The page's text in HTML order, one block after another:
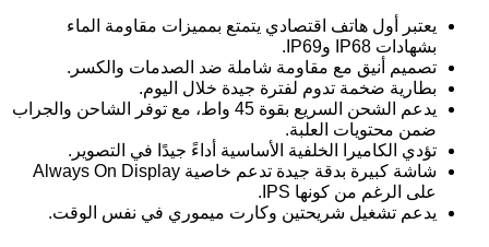
يعتبر أول هاتف اقتصادي يتمتع بمميزات مقاومة الماء
بشهادات IP68 وIP69.
تصميم أنيق مع مقاومة شاملة ضد الصدمات والكسر.
بطارية ضخمة تدوم لفترة جيدة خلال اليوم.
يدعم الشحن السريع بقوة 45 واط، مع توفر الشاحن والجراب
ضمن محتويات العلبة.
تؤدي الكاميرا الخلفية الأساسية أداءً جيدًا في التصوير.
شاشة كبيرة بدقة جيدة تدعم خاصية Always On Display
على الرغم من كونها IPS.
يدعم تشغيل شريحتين وكارت ميموري في نفس الوقت.